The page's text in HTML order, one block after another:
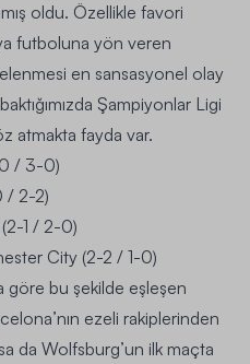
oldu. Özellikle favori
futboluna yön veren
en sansasyonel olay
Şampiyonlar Ligi
atmakta fayda var.
/ 3-0)
/ 2-2)
1 / 2-0)
City (2-2 / 1-0)
göre bu şekilde eşleşen
ezeli rakiplerinden
da Wolfsburg’un ilk maçta